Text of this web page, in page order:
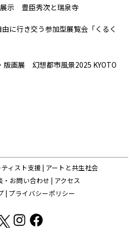
展示 豊臣秀次と瑞泉寺
に行き交う参加型展覧会「くるく
版画展 幻想都市風景2025 KYOTO
ティスト支援 | アートと共生社会
・お問い合わせ | アクセス
| プライバシーポリシー